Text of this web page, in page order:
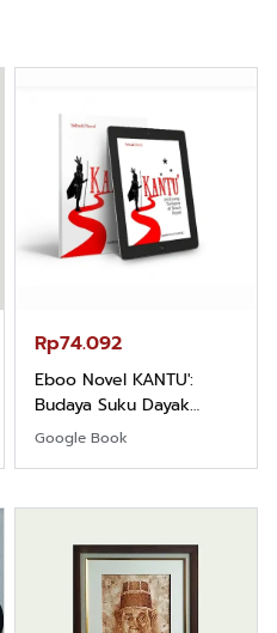
Rp74.092
Eboo Novel KANTU':
Budaya Suku Dayak
Borneo
Google Book